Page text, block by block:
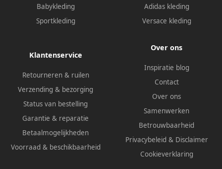
Babykleding
Sportkleding
Adidas kleding
Versace kleding
Klantenservice
Retourneren & ruilen
Verzending & bezorging
Status van bestelling
Garantie & reparatie
Betaalmogelijkheden
Voorraad & beschikbaarheid
Over ons
Inspiratie blog
Contact
Over ons
Samenwerken
Betrouwbaarheid
Privacybeleid & Disclaimer
Cookieverklaring